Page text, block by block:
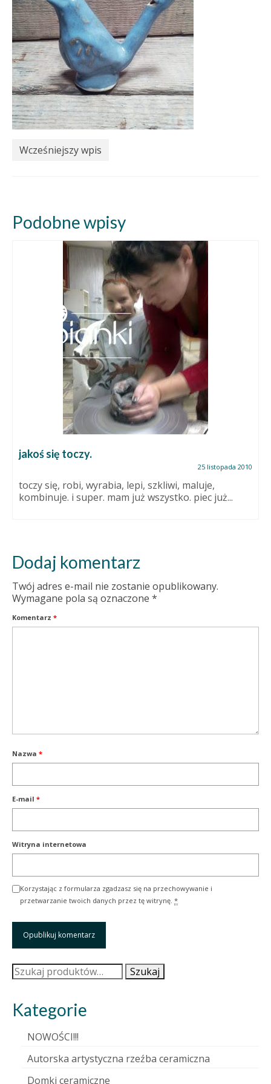
Wcześniejszy wpis
Podobne wpisy
jakoś się toczy.
25 listopada 2010
toczy się, robi, wyrabia, lepi, szkliwi, maluje,
kombinuje. i super. mam już wszystko. piec już...
Dodaj komentarz
Twój adres e-mail nie zostanie opublikowany.
Wymagane pola są oznaczone *
Komentarz *
Nazwa *
E-mail *
Witryna internetowa
Korzystając z formularza zgadzasz się na przechowywanie i
przetwarzanie twoich danych przez tę witrynę. *
Szukaj: Szukaj
Kategorie
NOWOŚCI!!!
Autorska artystyczna rzeźba ceramiczna
Domki ceramiczne